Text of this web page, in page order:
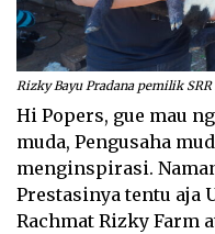
Rizky Bayu Pradana pemilik
Hi Popers, gue mau
muda, Pengusaha
menginspirasi.
Prestasinya tentu aja
Rachmat Rizky Farm